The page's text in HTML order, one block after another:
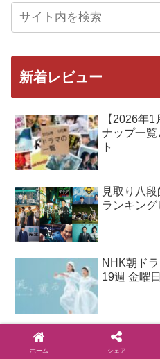
新着レビュー
【2026年
ナップ一
ト
見取り八
ランキング
NHK朝ド
19週 金曜
NHK朝ド
(第19週 水
ホーム シェア